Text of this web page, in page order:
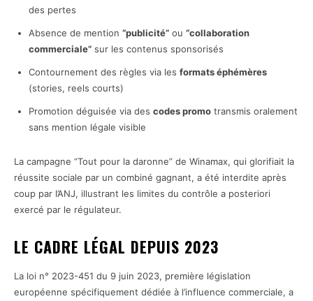
des pertes
Absence de mention “publicité” ou “collaboration
commerciale” sur les contenus sponsorisés
Contournement des règles via les formats éphémères
(stories, reels courts)
Promotion déguisée via des codes promo transmis oralement
sans mention légale visible
La campagne “Tout pour la daronne” de Winamax, qui glorifiait la
réussite sociale par un combiné gagnant, a été interdite après
coup par l’ANJ, illustrant les limites du contrôle a posteriori
exercé par le régulateur.
LE CADRE LÉGAL DEPUIS 2023
La loi n° 2023-451 du 9 juin 2023, première législation
européenne spécifiquement dédiée à l’influence commerciale, a